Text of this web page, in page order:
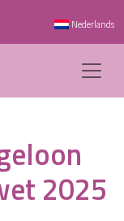
Nederlands
2025